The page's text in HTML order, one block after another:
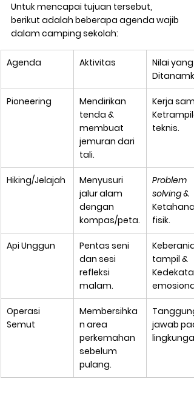
Untuk mencapai tujuan tersebut,
berikut adalah beberapa agenda wajib
dalam camping sekolah:
Agenda Aktivitas
Nilai yang
Pioneering
Mendirikan
tenda &
membuat
jemuran dari
tali.
Kerja
teknis.
Hiking/Jelajah
Menyusuri
jalur alam
dengan
kompas/peta.
Problem
solving &
fisik.
Api Unggun
Pentas seni
dan sesi
refleksi
malam.
tampil &
emosional.
Operasi
Semut
Membersihka
n area
perkemahan
sebelum
pulang.
Tanggung
jawab